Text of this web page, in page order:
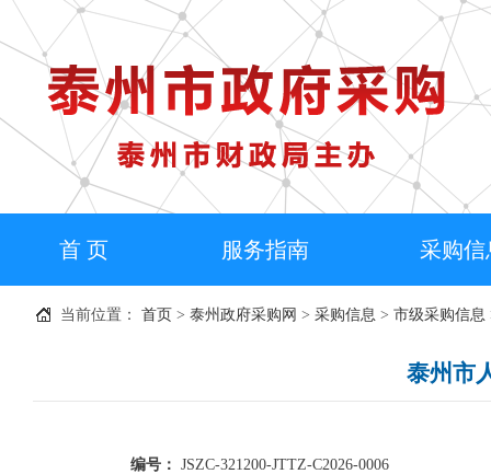
首 页 服务指南 采购信
当前位置： 首页 > 泰州政府采购网 > 采购信息 > 市级采购信息
泰州市
编号： JSZC-321200-JTTZ-C2026-0006